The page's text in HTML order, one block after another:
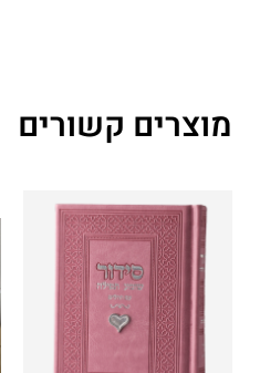
מוצרים קשורים